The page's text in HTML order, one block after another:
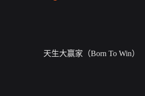
天生大赢家（Born To Win）